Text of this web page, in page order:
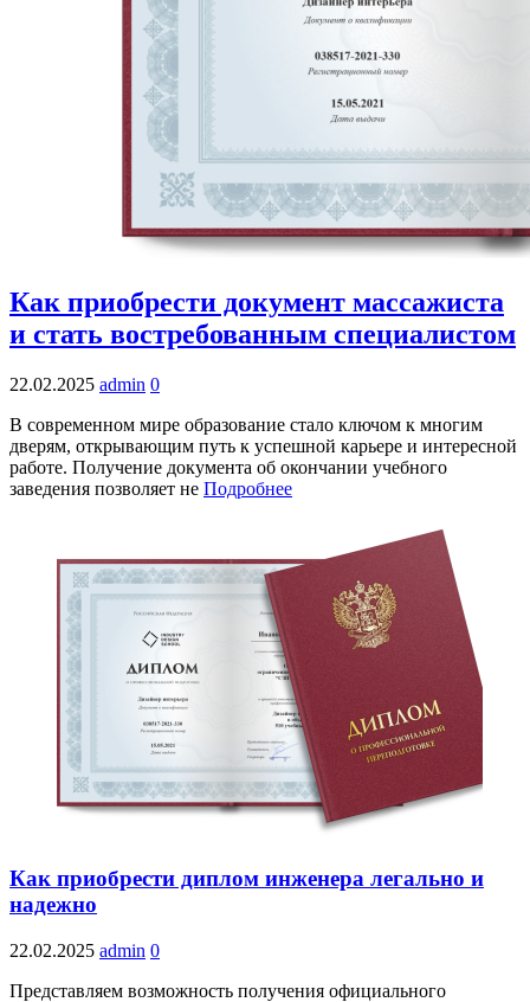
Как приобрести документ массажиста
и стать востребованным специалистом
22.02.2025 admin 0
В современном мире образование стало ключом к многим
дверям, открывающим путь к успешной карьере и интересной
работе. Получение документа об окончании учебного
заведения позволяет не Подробнее
Как приобрести диплом инженера легально и
надежно
22.02.2025 admin 0
Представляем возможность получения официального